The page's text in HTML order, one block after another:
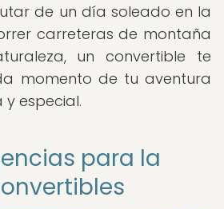
de un día soleado en la
carreteras de montaña
un convertible te
momento de tu aventura
especial.
para la